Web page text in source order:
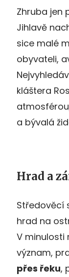
Zhruba jen
Jihlavě
sice malé
obyvateli,
kláštera
a bývalá
Hrad a
Středověcí
hrad na
V minulosti
význam,
přes řeku,